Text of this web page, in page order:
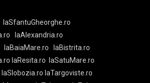
laSfantuGheorghe.ro
laAlexandria.ro
laBaiaMare.ro
laBistrita.ro
laResita.ro
laSatuMare.ro
laSlobozia.ro laTargoviste.ro